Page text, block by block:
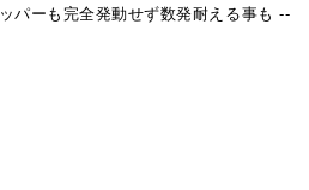
パーも完全発動せず数発耐える事も --